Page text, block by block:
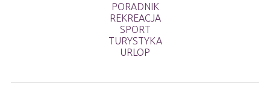
PORADNIK
REKREACJA
SPORT
TURYSTYKA
URLOP